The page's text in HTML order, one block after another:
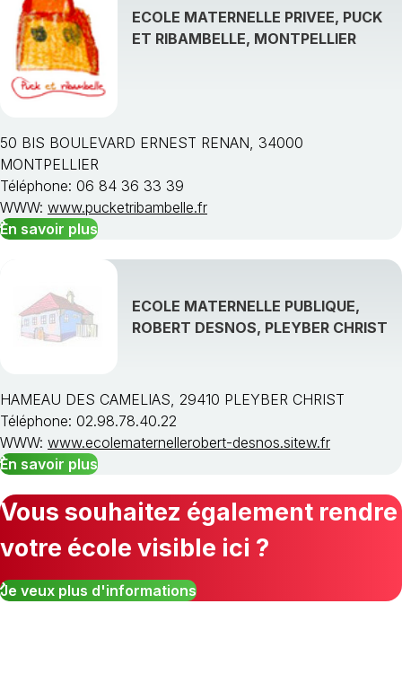
ECOLE MATERNELLE PRIVEE, PUCK
ET RIBAMBELLE, MONTPELLIER
50 BIS BOULEVARD ERNEST RENAN, 34000
MONTPELLIER
Téléphone: 06 84 36 33 39
WWW: www.pucketribambelle.fr
En savoir plus
ECOLE MATERNELLE PUBLIQUE,
ROBERT DESNOS, PLEYBER CHRIST
HAMEAU DES CAMELIAS, 29410 PLEYBER CHRIST
Téléphone: 02.98.78.40.22
WWW: www.ecolematernellerobert-desnos.sitew.fr
En savoir plus
Vous souhaitez également rendre
votre école visible ici ?
Je veux plus d'informations